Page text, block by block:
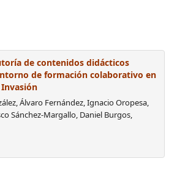
de contenidos didácticos
de formación colaborativo en
Álvaro Fernández, Ignacio Oropesa,
Sánchez-Margallo, Daniel Burgos,